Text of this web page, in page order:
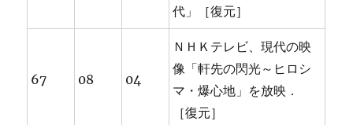
代」［復元］
67 08 04
ＮＨＫテレビ、現代の映
像「軒先の閃光～ヒロシ
マ・爆心地」を放映．
［復元］